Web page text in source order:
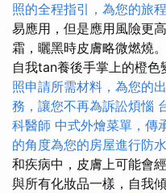
照的全程指引，為您的旅
易應用，但是應用風險更
霜，曬黑時皮膚略微燃燒。
自我tan養後手掌上的橙色
照申請所需材料，為您的
務，讓您不再為訴訟煩惱
科醫師 中式外燴菜單，傳
的角度為您的房屋進行防
和疾病中，皮膚上可能會
與所有化妝品一樣，自我